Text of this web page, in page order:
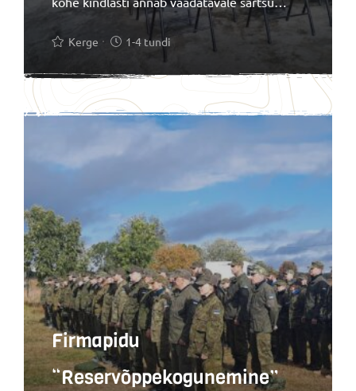
juurde. Unustamatu seanss!
Kerge 1-4 tundi
Firmapidu
“Reservõppekogunemine”